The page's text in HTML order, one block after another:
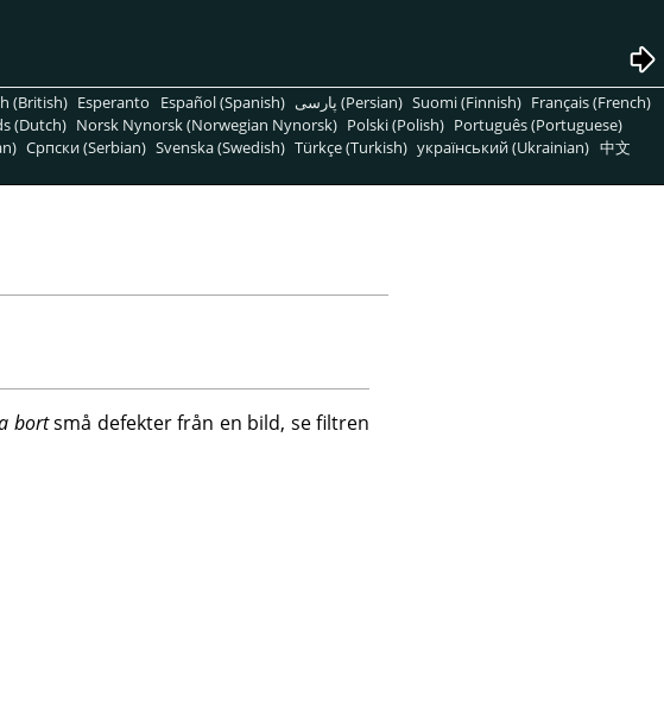
(British) Esperanto Español (Spanish) پارسی (Persian) Suomi (Finnish) Français (French)
(Dutch) Norsk Nynorsk (Norwegian Nynorsk) Polski (Polish) Português (Portuguese)
Српски (Serbian) Svenska (Swedish) Türkçe (Turkish) український (Ukrainian) 中文
bortsmå defekter från en bild, se filtren